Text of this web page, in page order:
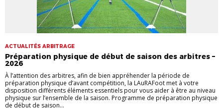
ACTUALITÉS ARBITRAGE
Préparation physique de début de saison des arbitres –
2026
À l’attention des arbitres, afin de bien appréhender la période de
préparation physique d’avant compétition, la LAuRAFoot met à votre
disposition différents éléments essentiels pour vous aider à être au niveau
physique sur l’ensemble de la saison. Programme de préparation physique
de début de saison...